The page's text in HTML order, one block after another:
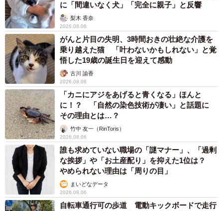
明日、会うことになる2人 ©️芳野嗣/講談社
翌日、アパートの前で落ち合う2人。息子は彼女を警戒して
いたものの、私が“ただ、ご飯を奢りたいだけ”と知ると、彼
女の言葉に甘えてファミレスに。さらに会話を重ねて彼女
に下心がないと察した息子は、帰り道にアイスをねだりま
す。
に「間違いなく犬」「完全に親子」と反響
梨木 香奈
2026.08.06
がんと片目の失明、3時間おきの壮絶な介護を
乗り越えた猫 「叶わないかもしれない」と覚
悟した19歳の誕生日を迎えて感動
古川 諭香
2026.08.06
「カニにアジをあげると青くなる」ほんと
に！？ 「自然の染色技術が凄い」と話題に
その理由とは…？
竹中 友一（RinToris）
2026.08.06
誰も求めていない職場の「謎マナー」、「過剰
な挨拶」や「お土産配り」を抑えた1位は？
やめられない理由は「周りの目」
まいどなデータ
2026.08.06
自転車通行可の歩道 電動キックボードで走行